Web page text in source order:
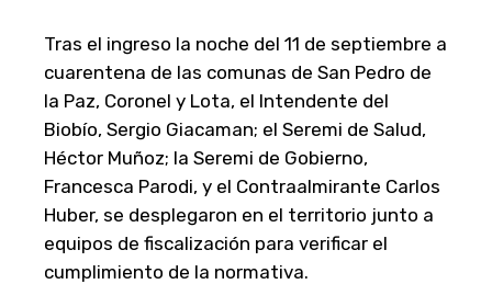
Tras el ingreso la noche del 11 de septiembre a
cuarentena de las comunas de San Pedro de
la Paz, Coronel y Lota, el Intendente del
Biobío, Sergio Giacaman; el Seremi de Salud,
Héctor Muñoz; la Seremi de Gobierno,
Francesca Parodi, y el Contraalmirante Carlos
Huber, se desplegaron en el territorio junto a
equipos de fiscalización para verificar el
cumplimiento de la normativa.